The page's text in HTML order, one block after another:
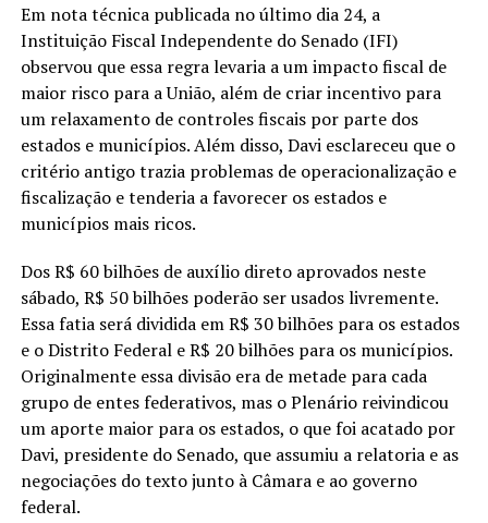
Em nota técnica publicada no último dia 24, a
Instituição Fiscal Independente do Senado (IFI)
observou que essa regra levaria a um impacto fiscal de
maior risco para a União, além de criar incentivo para
um relaxamento de controles fiscais por parte dos
estados e municípios. Além disso, Davi esclareceu que o
critério antigo trazia problemas de operacionalização e
fiscalização e tenderia a favorecer os estados e
municípios mais ricos.
Dos R$ 60 bilhões de auxílio direto aprovados neste
sábado, R$ 50 bilhões poderão ser usados livremente.
Essa fatia será dividida em R$ 30 bilhões para os estados
e o Distrito Federal e R$ 20 bilhões para os municípios.
Originalmente essa divisão era de metade para cada
grupo de entes federativos, mas o Plenário reivindicou
um aporte maior para os estados, o que foi acatado por
Davi, presidente do Senado, que assumiu a relatoria e as
negociações do texto junto à Câmara e ao governo
federal.